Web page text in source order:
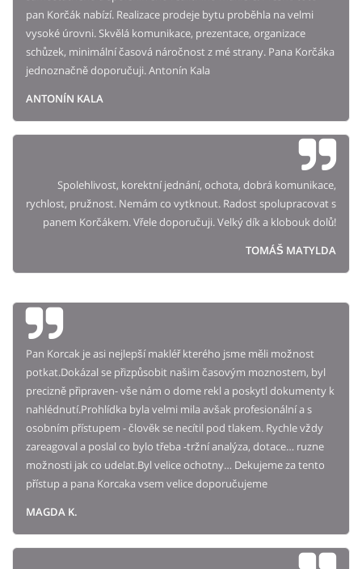
pan Korčák nabízí. Realizace prodeje bytu proběhla na velmi
vysoké úrovni. Skvělá komunikace, prezentace, organizace
schůzek, minimální časová náročnost z mé strany. Pana Korčáka
jednoznačně doporučuji. Antonín Kala
ANTONÍN KALA
Spolehlivost, korektní jednání, ochota, dobrá komunikace,
rychlost, pružnost. Nemám co vytknout. Radost spolupracovat s
panem Korčákem. Vřele doporučuji. Velký dík a klobouk dolů!
TOMÁŠ MATYLDA
Pan Korcak je asi nejlepší makléř kterého jsme měli možnost
potkat.Dokázal se přizpůsobit našim časovým moznostem, byl
precizně připraven- vše nám o dome rekl a poskytl dokumenty k
nahlédnutí.Prohlídka byla velmi mila avšak profesionální a s
osobním přístupem - člověk se necítil pod tlakem. Rychle vždy
zareagoval a poslal co bylo třeba -tržní analýza, dotace… ruzne
možnosti jak co udelat.Byl velice ochotny… Dekujeme za tento
přístup a pana Korcaka vsem velice doporučujeme
MAGDA K.